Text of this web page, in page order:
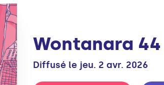
Wontanara
Diffusé le jeu. 2 avr. 2026